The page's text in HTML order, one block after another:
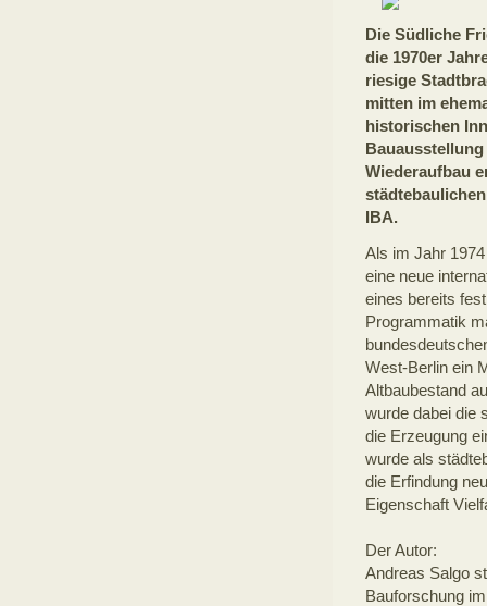
Die Südliche
die 1970er
riesige
mitten im
historischen
Wiederaufbau
IBA.
Als im Jahr
eine neue
eines bereits
Programmatik
West-Berlin ein
Altbaubestand
wurde dabei die
die Erzeugung
wurde als
die Erfindung
Eigenschaft
Der Autor:
Andreas Salgo
Bauforschung